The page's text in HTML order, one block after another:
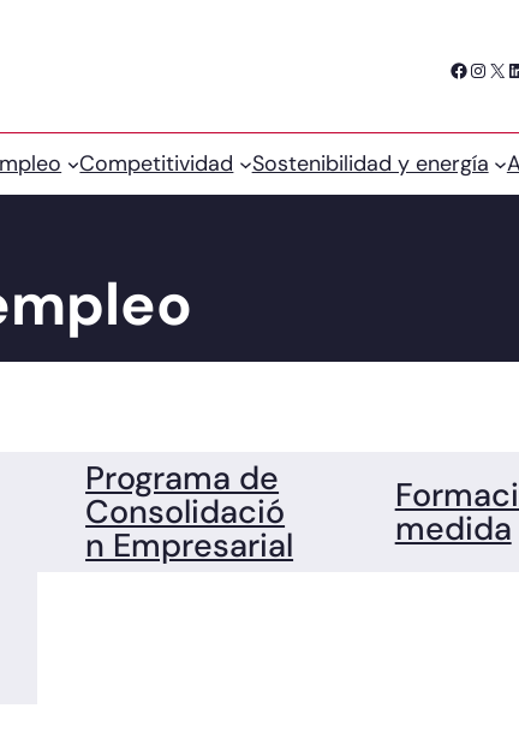
Facebook Instagram X LinkedIn
Competitividad Sostenibilidad y energía
Programa de
Consolidació
n Empresarial
medida